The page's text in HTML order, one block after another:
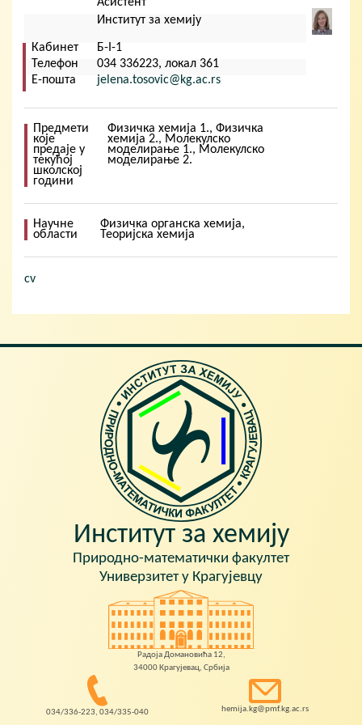
Кориснички мени
Институт за хемију
Кабинет
Б-I-1
Телефон
034 336223, локал 361
Е-пошта
jelena.tosovic@kg.ac.rs
Предмети
које
предаје у
текућој
школској
години
Физичка хемија 1., Физичка
хемија 2., Молекулско
моделирање 1., Молекулско
моделирање 2.
Научне
области
Физичка органска хемија,
Теоријска хемија
cv
Институт за хемију
Природно-математички факултет
Универзитет у Крагујевцу
Радоја Домановића 12,
34000 Крагујевац, Србија
034/336-223, 034/335-040 hemija.kg@pmf.kg.ac.rs